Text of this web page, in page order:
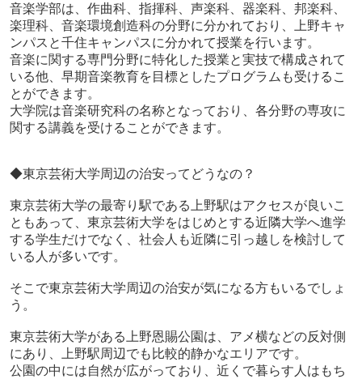
音楽学部は、作曲科、指揮科、声楽科、器楽科、邦楽科、
楽理科、音楽環境創造科の分野に分かれており、上野キャ
ンパスと千住キャンパスに分かれて授業を行います。
音楽に関する専門分野に特化した授業と実技で構成されて
いる他、早期音楽教育を目標としたプログラムも受けるこ
とができます。
大学院は音楽研究科の名称となっており、各分野の専攻に
関する講義を受けることができます。
◆東京芸術大学周辺の治安ってどうなの？
東京芸術大学の最寄り駅である上野駅はアクセスが良いこ
ともあって、東京芸術大学をはじめとする近隣大学へ進学
する学生だけでなく、社会人も近隣に引っ越しを検討して
いる人が多いです。
そこで東京芸術大学周辺の治安が気になる方もいるでしょ
う。
東京芸術大学がある上野恩賜公園は、アメ横などの反対側
にあり、上野駅周辺でも比較的静かなエリアです。
公園の中には自然が広がっており、近くで暮らす人はもち